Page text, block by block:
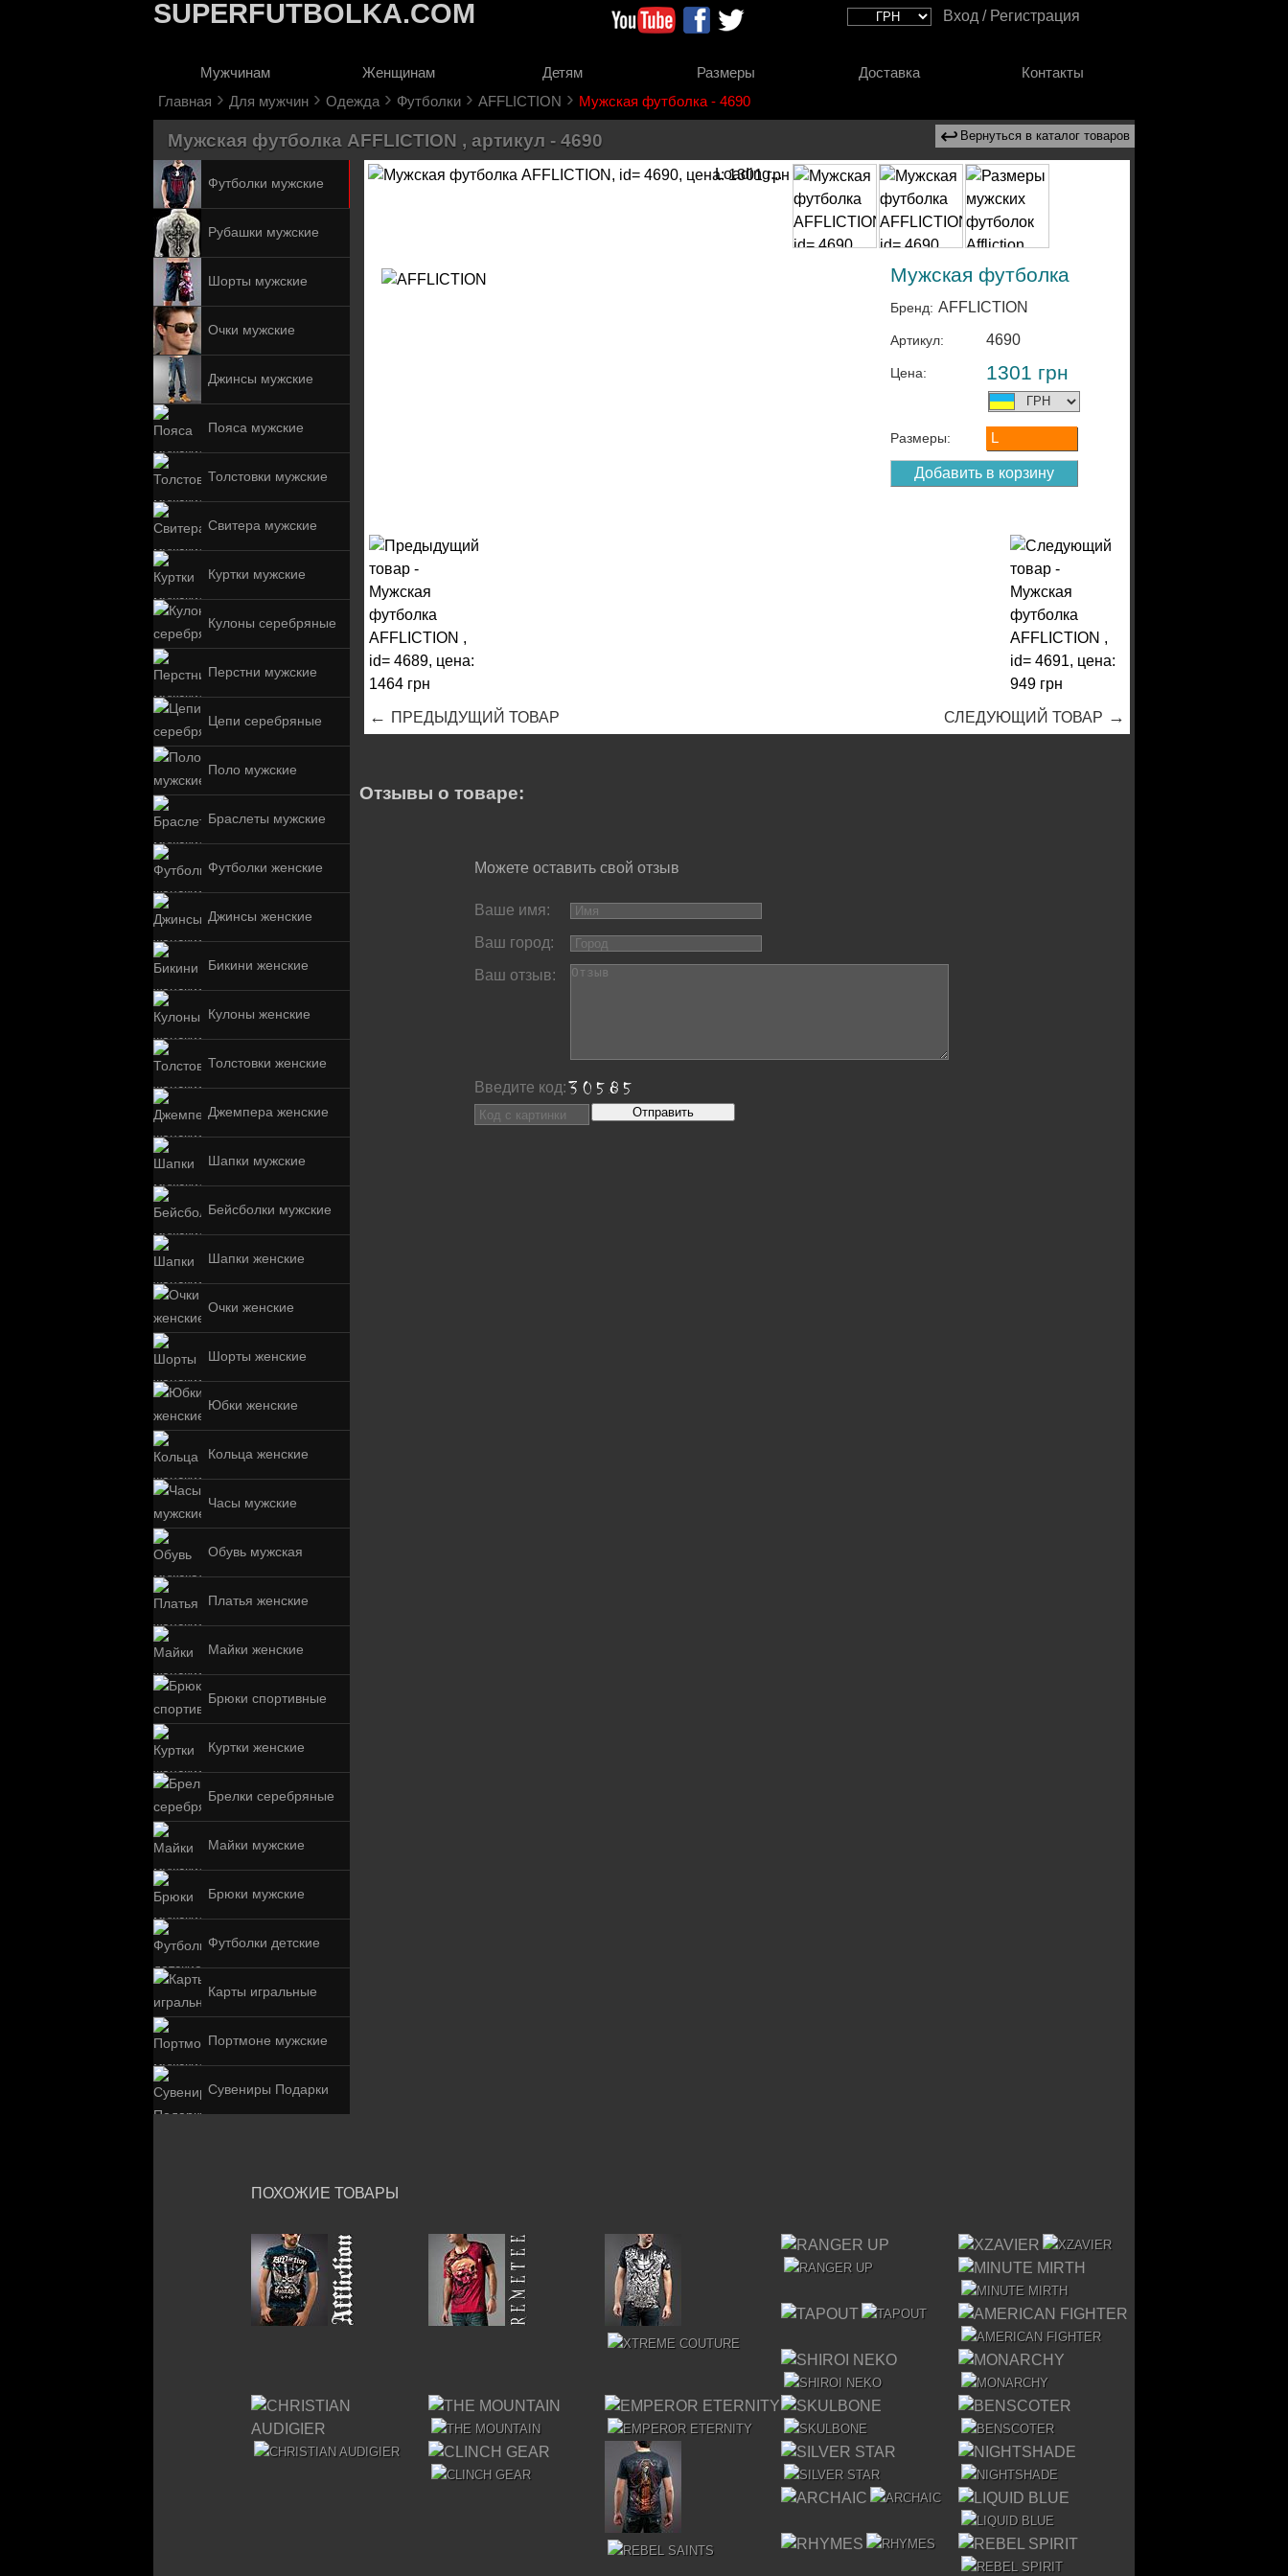
SUPERFUTBOLKA.COM Вход / Регистрация
Размеры Доставка Контакты
Мужчинам Женщинам
Детям
Главная › Для мужчин › Одежда › Футболки › AFFLICTION › Мужская футболка - 4690
Футболки мужские
Рубашки мужские
Шорты мужские
Очки мужские
Джинсы мужские
Пояса мужские
Толстовки мужские
Свитера мужские
Куртки мужские
Кулоны серебряные
Перстни мужские
Цепи серебряные
Поло мужские
Браслеты мужские
Футболки женские
Джинсы женские
Бикини женские
Кулоны женские
Толстовки женские
Джемпера женские
Шапки мужские
Бейсболки мужские
Шапки женские
Очки женские
Шорты женские
Юбки женские
Кольца женские
Часы мужские
Обувь мужская
Платья женские
Майки женские
Брюки спортивные
Куртки женские
Брелки серебряные
Майки мужские
Брюки мужские
Футболки детские
Карты игральные
Портмоне мужские
Сувениры Подарки
Мужская футболка AFFLICTION , артикул - 4690 ↩ Вернуться в каталог товаров
Loading...
Мужская футболка
Бренд: AFFLICTION
Артикул: 4690
Цена: 1301 грн
Размеры: L
← ПРЕДЫДУЩИЙ ТОВАР СЛЕДУЮЩИЙ ТОВАР →
Отзывы о товаре:
Можете оставить свой отзыв
Ваше имя:
Ваш город:
Ваш отзыв:
Введите код:
ПОХОЖИЕ ТОВАРЫ